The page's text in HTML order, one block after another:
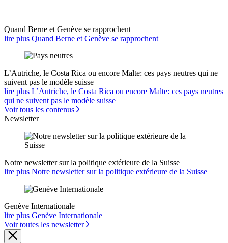
Quand Berne et Genève se rapprochent
lire plus Quand Berne et Genève se rapprochent
L’Autriche, le Costa Rica ou encore Malte: ces pays neutres qui ne
suivent pas le modèle suisse
lire plus L’Autriche, le Costa Rica ou encore Malte: ces pays neutres
qui ne suivent pas le modèle suisse
Voir tous les contenus
Newsletter
Notre newsletter sur la politique extérieure de la Suisse
lire plus Notre newsletter sur la politique extérieure de la Suisse
Genève Internationale
lire plus Genève Internationale
Voir toutes les newsletter